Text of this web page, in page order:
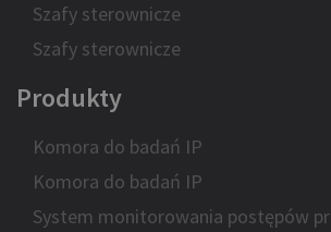
Szafy sterownicze
Szafy sterownicze
Produkty
Komora do badań IP
Komora do badań IP
System monitorowania postępów